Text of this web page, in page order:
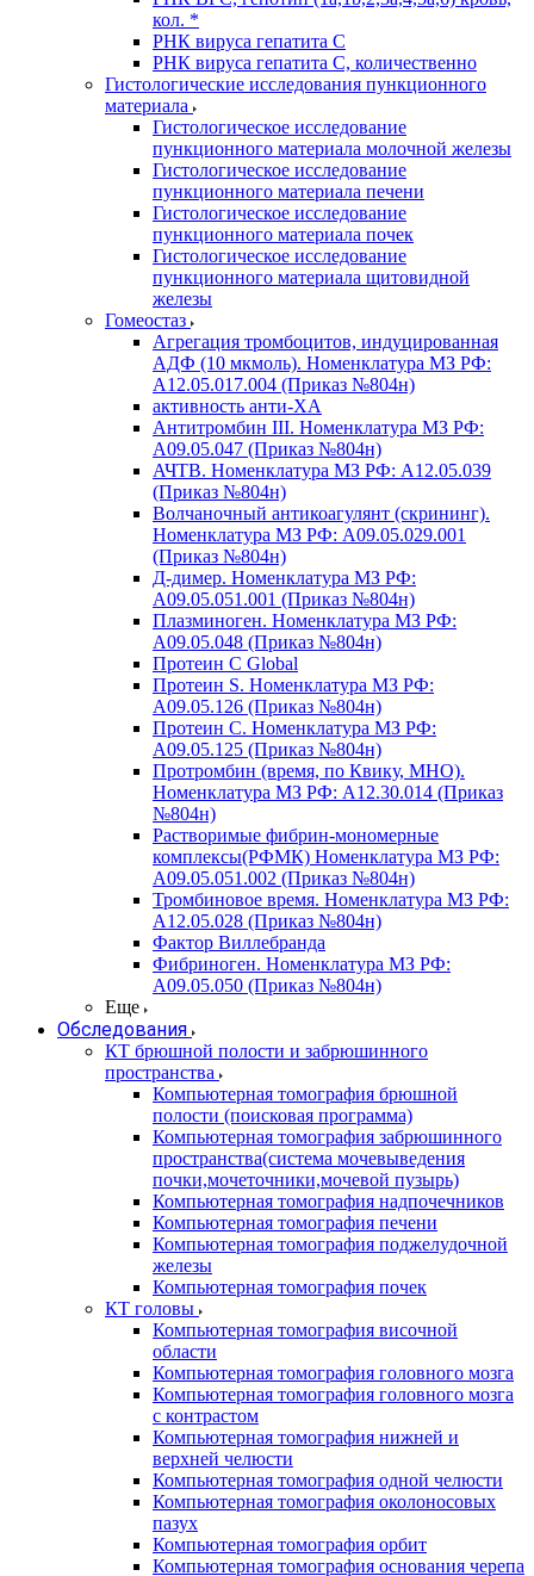
кол. *
РНК вируса гепатита C
РНК вируса гепатита C, количественно
Гистологические исследования пункционного
материала
Гистологическое исследование
пункционного материала молочной железы
Гистологическое исследование
пункционного материала печени
Гистологическое исследование
пункционного материала почек
Гистологическое исследование
пункционного материала щитовидной
железы
Гомеостаз
Агрегация тромбоцитов, индуцированная
АДФ (10 мкмоль). Номенклатура МЗ РФ:
A12.05.017.004 (Приказ №804н)
активность анти-ХА
Антитромбин III. Номенклатура МЗ РФ:
A09.05.047 (Приказ №804н)
АЧТВ. Номенклатура МЗ РФ: A12.05.039
(Приказ №804н)
Волчаночный антикоагулянт (скрининг).
Номенклатура МЗ РФ: A09.05.029.001
(Приказ №804н)
Д-димер. Номенклатура МЗ РФ:
A09.05.051.001 (Приказ №804н)
Плазминоген. Номенклатура МЗ РФ:
A09.05.048 (Приказ №804н)
Протеин C Global
Протеин S. Номенклатура МЗ РФ:
A09.05.126 (Приказ №804н)
Протеин С. Номенклатура МЗ РФ:
A09.05.125 (Приказ №804н)
Протромбин (время, по Квику, МНО).
Номенклатура МЗ РФ: A12.30.014 (Приказ
№804н)
Растворимые фибрин-мономерные
комплексы(РФМК) Номенклатура МЗ РФ:
A09.05.051.002 (Приказ №804н)
Тромбиновое время. Номенклатура МЗ РФ:
A12.05.028 (Приказ №804н)
Фактор Виллебранда
Фибриноген. Номенклатура МЗ РФ:
A09.05.050 (Приказ №804н)
Еще
Обследования
КТ брюшной полости и забрюшинного
пространства
Компьютерная томография брюшной
полости (поисковая программа)
Компьютерная томография забрюшинного
пространства(система мочевыведения
почки,мочеточники,мочевой пузырь)
Компьютерная томография надпочечников
Компьютерная томография печени
Компьютерная томография поджелудочной
железы
Компьютерная томография почек
КТ головы
Компьютерная томография височной
области
Компьютерная томография головного мозга
Компьютерная томография головного мозга
с контрастом
Компьютерная томография нижней и
верхней челюсти
Компьютерная томография одной челюсти
Компьютерная томография околоносовых
пазух
Компьютерная томография орбит
Компьютерная томография основания черепа